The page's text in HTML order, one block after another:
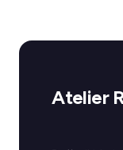
Atelier